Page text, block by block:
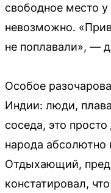
свободное место
невозможно.
не поплавали», —
Особое
Индии: люди,
соседа, это
народа абсолютно
Отдыхающий,
констатировал,